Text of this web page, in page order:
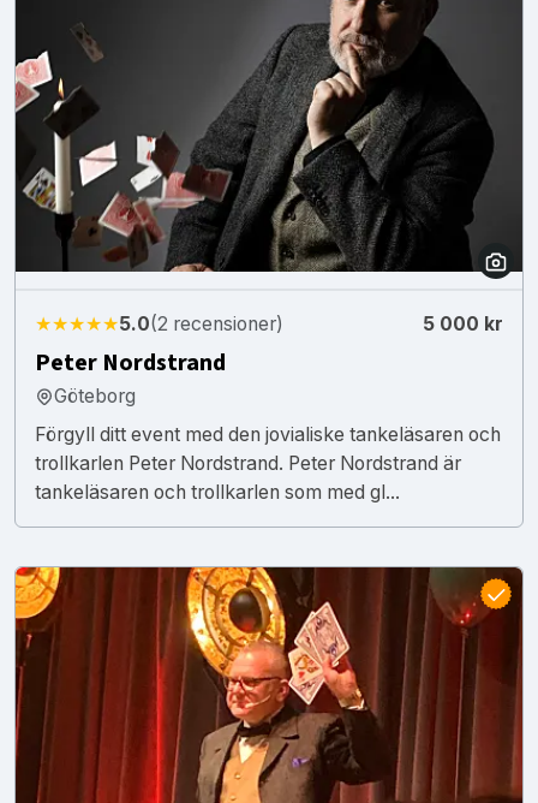
★★★★★5.0(2 recensioner) 5 000 kr
Peter Nordstrand
Göteborg
Förgyll ditt event med den jovialiske tankeläsaren och
trollkarlen Peter Nordstrand. Peter Nordstrand är
tankeläsaren och trollkarlen som med gl...